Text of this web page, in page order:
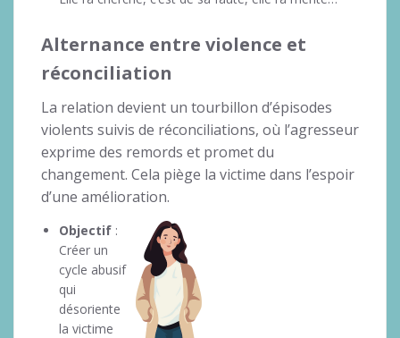
Alternance entre violence et
réconciliation
La relation devient un tourbillon d’épisodes
violents suivis de réconciliations, où l’agresseur
exprime des remords et promet du
changement. Cela piège la victime dans l’espoir
d’une amélioration.
Objectif :
Créer un
cycle abusif
qui
désoriente
la victime